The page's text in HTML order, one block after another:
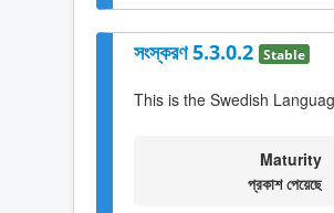
সংস্করণ 5.3.0.2 Stable
This is the Swedish
Maturity
প্রকাশ পেয়েছে